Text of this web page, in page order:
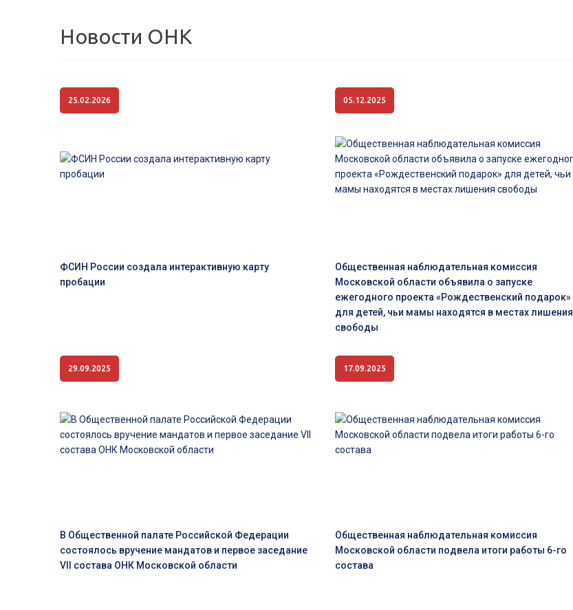
Новости ОНК
25.02.2026
ФСИН России создала интерактивную карту
пробации
05.12.2025
Общественная наблюдательная комиссия
Московской области объявила о запуске
ежегодного проекта «Рождественский подарок»
для детей, чьи мамы находятся в местах лишения
свободы
29.09.2025
В Общественной палате Российской Федерации
состоялось вручение мандатов и первое заседание
VII состава ОНК Московской области
17.09.2025
Общественная наблюдательная комиссия
Московской области подвела итоги работы 6-го
состава